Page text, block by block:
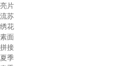
亮片
流苏
绣花
素面
拼接
夏季